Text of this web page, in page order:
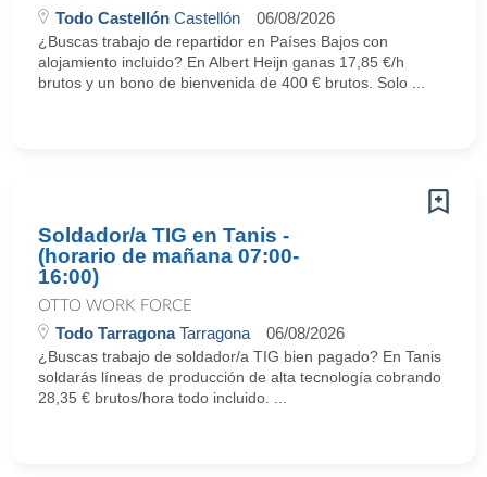
Todo Castellón Castellón 06/08/2026
¿Buscas trabajo de repartidor en Países Bajos con
alojamiento incluido? En Albert Heijn ganas 17,85 €/h
brutos y un bono de bienvenida de 400 € brutos. Solo ...
Soldador/a TIG en Tanis -
(horario de mañana 07:00-
16:00)
OTTO WORK FORCE
Todo TarragonaTarragona 06/08/2026
¿Buscas trabajo de soldador/a TIG bien pagado? En Tanis
soldarás líneas de producción de alta tecnología cobrando
28,35 € brutos/hora todo incluido. ...